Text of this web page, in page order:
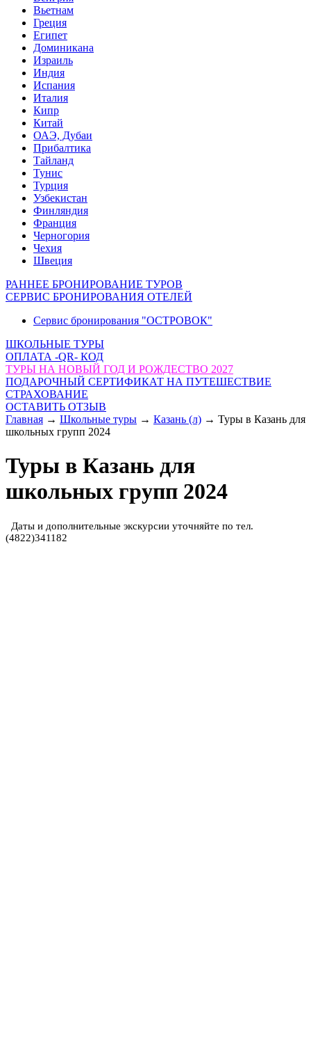
Вьетнам
Греция
Египет
Доминикана
Израиль
Индия
Испания
Италия
Кипр
Китай
ОАЭ, Дубаи
Прибалтика
Тайланд
Тунис
Турция
Узбекистан
Финляндия
Франция
Черногория
Чехия
Швеция
РАННЕЕ БРОНИРОВАНИЕ ТУРОВ
СЕРВИС БРОНИРОВАНИЯ ОТЕЛЕЙ
Сервис бронирования "ОСТРОВОК"
ШКОЛЬНЫЕ ТУРЫ
ОПЛАТА -QR- КОД
ТУРЫ НА НОВЫЙ ГОД И РОЖДЕСТВО 2027
ПОДАРОЧНЫЙ СЕРТИФИКАТ НА ПУТЕШЕСТВИЕ
СТРАХОВАНИЕ
ОСТАВИТЬ ОТЗЫВ
Главная → Школьные туры → Казань (л) → Туры в Казань для
школьных групп 2024
Туры в Казань для
школьных групп 2024
Даты и дополнительные экскурсии уточняйте по тел.
(4822)341182